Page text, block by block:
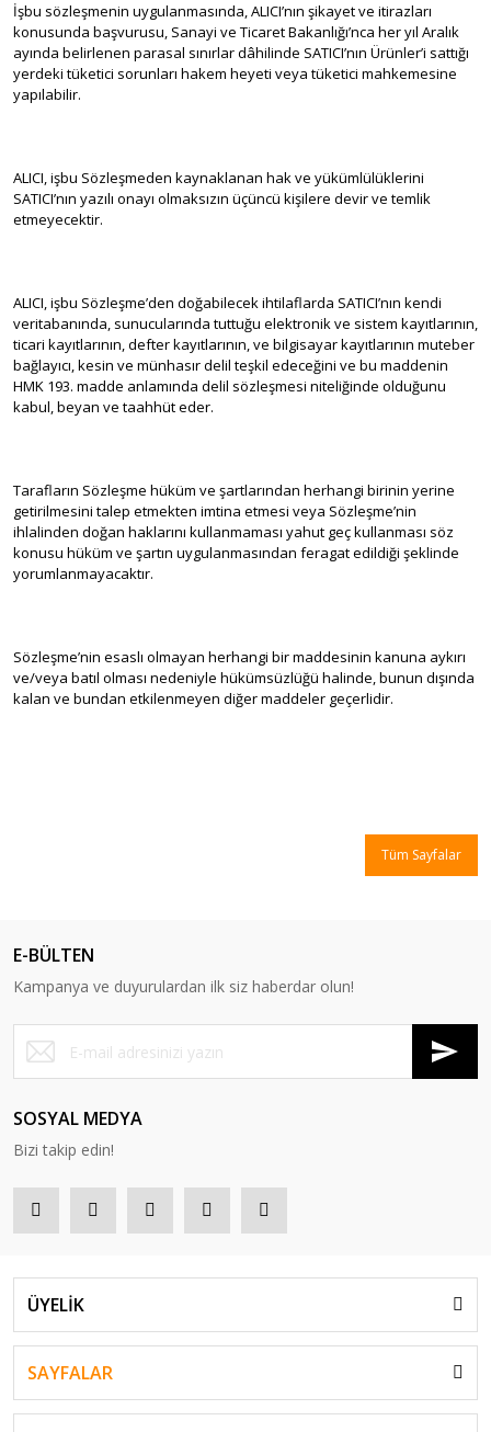
İşbu sözleşmenin uygulanmasında, ALICI’nın şikayet ve itirazları
konusunda başvurusu, Sanayi ve Ticaret Bakanlığı’nca her yıl Aralık
ayında belirlenen parasal sınırlar dâhilinde SATICI’nın Ürünler’i sattığı
yerdeki tüketici sorunları hakem heyeti veya tüketici mahkemesine
yapılabilir.
ALICI, işbu Sözleşmeden kaynaklanan hak ve yükümlülüklerini
SATICI’nın yazılı onayı olmaksızın üçüncü kişilere devir ve temlik
etmeyecektir.
ALICI, işbu Sözleşme’den doğabilecek ihtilaflarda SATICI’nın kendi
veritabanında, sunucularında tuttuğu elektronik ve sistem kayıtlarının,
ticari kayıtlarının, defter kayıtlarının, ve bilgisayar kayıtlarının muteber
bağlayıcı, kesin ve münhasır delil teşkil edeceğini ve bu maddenin
HMK 193. madde anlamında delil sözleşmesi niteliğinde olduğunu
kabul, beyan ve taahhüt eder.
Tarafların Sözleşme hüküm ve şartlarından herhangi birinin yerine
getirilmesini talep etmekten imtina etmesi veya Sözleşme’nin
ihlalinden doğan haklarını kullanmaması yahut geç kullanması söz
konusu hüküm ve şartın uygulanmasından feragat edildiği şeklinde
yorumlanmayacaktır.
Sözleşme’nin esaslı olmayan herhangi bir maddesinin kanuna aykırı
ve/veya batıl olması nedeniyle hükümsüzlüğü halinde, bunun dışında
kalan ve bundan etkilenmeyen diğer maddeler geçerlidir.
Tüm Sayfalar
E-BÜLTEN
Kampanya ve duyurulardan ilk siz haberdar olun!
SOSYAL MEDYA
Bizi takip edin!
ÜYELİK
SAYFALAR